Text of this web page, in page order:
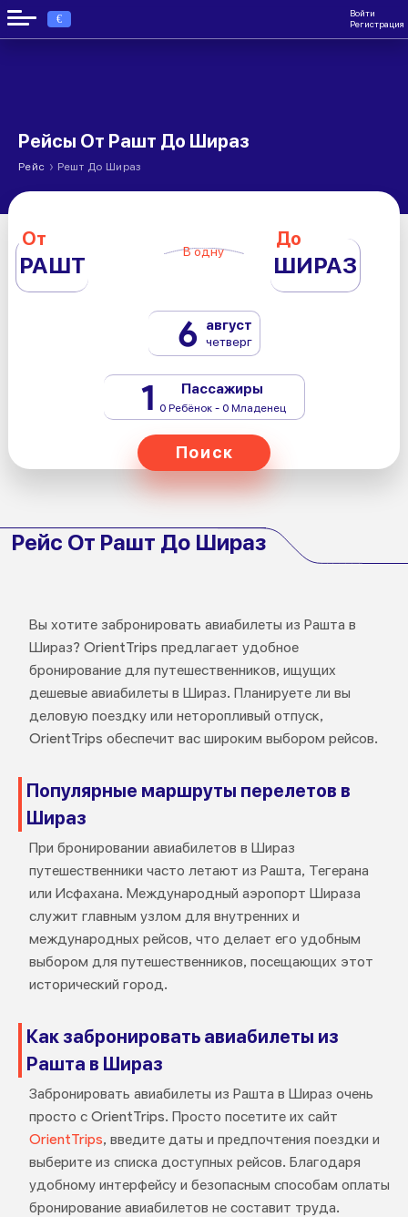
€
Войти
Регистрация
Рейсы От Рашт До Шираз
Рейс › Решт До Шираз
От
РАШТ В одну
До
ШИРАЗ
6 август
четверг
1 Пассажиры
0 Ребёнок - 0 Младенец
Поиск
Рейс От Рашт До Шираз
Вы хотите забронировать авиабилеты из Рашта в
Шираз? OrientTrips предлагает удобное
бронирование для путешественников, ищущих
дешевые авиабилеты в Шираз. Планируете ли вы
деловую поездку или неторопливый отпуск,
OrientTrips обеспечит вас широким выбором рейсов.
Популярные маршруты перелетов в
Шираз
При бронировании авиабилетов в Шираз
путешественники часто летают из Рашта, Тегерана
или Исфахана. Международный аэропорт Шираза
служит главным узлом для внутренних и
международных рейсов, что делает его удобным
выбором для путешественников, посещающих этот
исторический город.
Как забронировать авиабилеты из
Рашта в Шираз
Забронировать авиабилеты из Рашта в Шираз очень
просто с OrientTrips. Просто посетите их сайт
OrientTrips, введите даты и предпочтения поездки и
выберите из списка доступных рейсов. Благодаря
удобному интерфейсу и безопасным способам оплаты
бронирование авиабилетов не составит труда.